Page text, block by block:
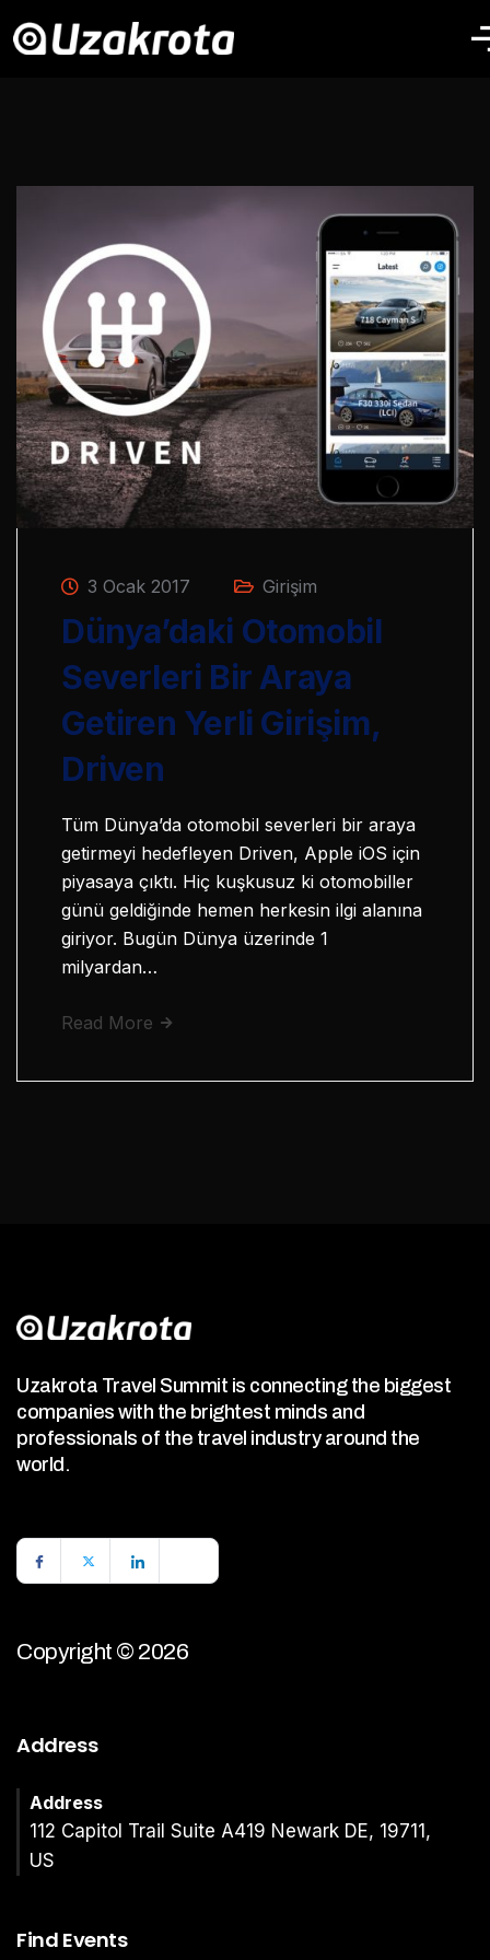
3 Ocak 2017 Girişim
Dünya’daki Otomobil
Severleri Bir Araya
Getiren Yerli Girişim,
Driven
Tüm Dünya’da otomobil severleri bir araya
getirmeyi hedefleyen Driven, Apple iOS için
piyasaya çıktı. Hiç kuşkusuz ki otomobiller
günü geldiğinde hemen herkesin ilgi alanına
giriyor. Bugün Dünya üzerinde 1
milyardan…
Read More
Uzakrota Travel Summit is connecting the biggest
companies with the brightest minds and
professionals of the travel industry around the
world.
Copyright © 2026
Address
Address
112 Capitol Trail Suite A419 Newark DE, 19711,
US
Find Events